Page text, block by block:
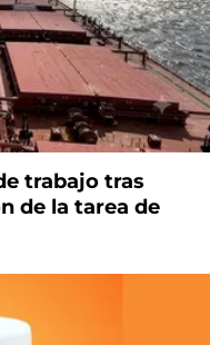
trabajo tras
de la tarea de